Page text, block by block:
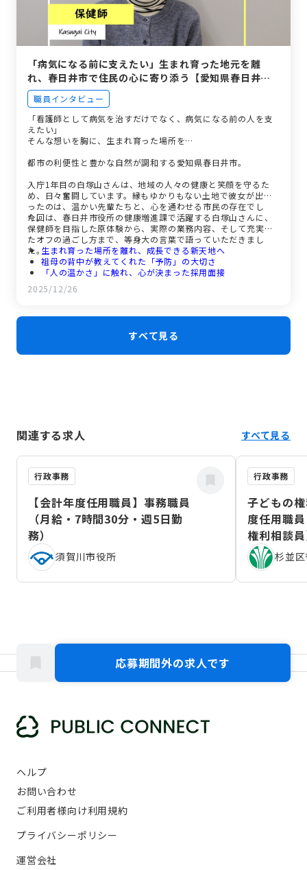
「病気になる前に支えたい」生まれ育った地元を離
れ、春日井市で住民の心に寄り添う【愛知県春日井
市】
職員インタビュー
「看護師として病気を治すだけでなく、病気になる前の人を支
えたい」
そんな想いを胸に、生まれ育った場所を…
都市の利便性と豊かな自然が調和する愛知県春日井市。
入庁1年目の白塚山さんは、地域の人々の健康と笑顔を守るた
め、日々奮闘しています。縁もゆかりもない土地で彼女が出会
ったのは、温かい先輩たちと、心を通わせる市民の存在でし
た。
今回は、春日井市役所の健康増進課で活躍する白塚山さんに、
保健師を目指した原体験から、実際の業務内容、そして充実し
たオフの過ごし方まで、等身大の言葉で語っていただきまし
た。生まれ育った場所を離れ、成長できる新天地へ
祖母の背中が教えてくれた「予防」の大切さ
「人の温かさ」に触れ、心が決まった採用面接
新人保健師の奮闘。地域に飛び込み、感謝される喜び
50人の先輩と6人の同期。温かい人間関係が支え
ス
2025/12/26
すべて見る
関連する求人 すべて見る
行政事務
【会計年度任用職員】事務職員
（月給・7時間30分・週5日勤
務）
須賀川市役所
行政事務
子どもの
度任用職
権利相談
（2026年
杉並
応募期間外の求人です
ヘルプ
お問い合わせ
ご利用者様向け利用規約
プライバシーポリシー
運営会社